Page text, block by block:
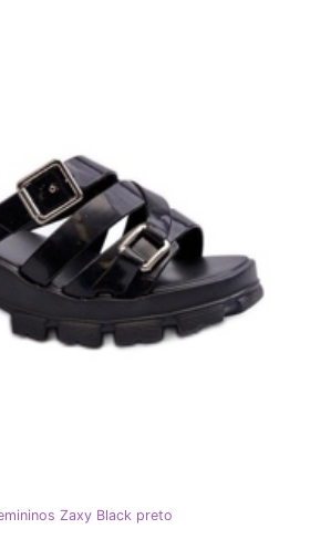
Zaxy Black preto